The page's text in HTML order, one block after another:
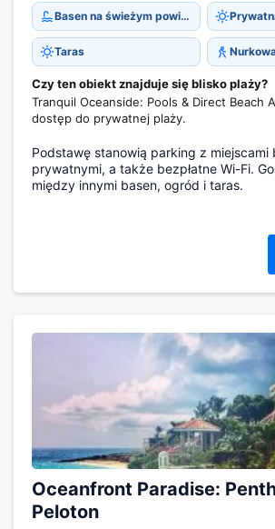
Basen na świeżym powietrzu
Taras
Czy ten obiekt znajduje się blisko plaży?
Tranquil Oceanside: Pools & Direct Beach
dostęp do prywatnej plaży.
Podstawę stanowią parking z miejscami
prywatnymi, a także bezpłatne Wi-Fi.
między innymi basen, ogród i taras.
Oceanfront Paradise:
Peloton